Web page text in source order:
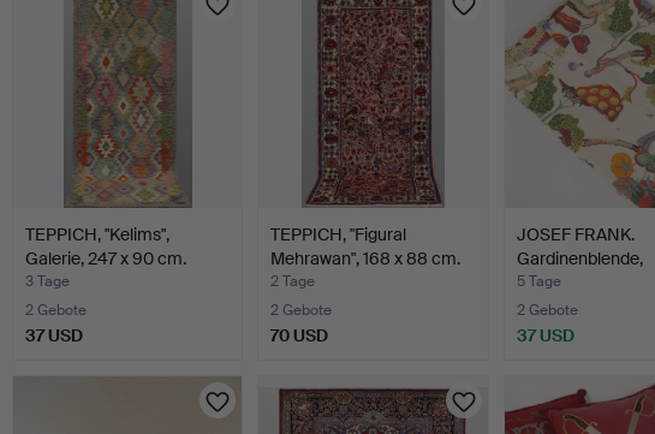
TEPPICH, "Kelims",
Galerie, 247 x 90 cm.
3 Tage
2 Gebote
37 USD
TEPPICH, "Figural
Mehrawan", 168 x 88 cm.
2 Tage
2 Gebote
70 USD
JOSEF FRANK.
Gardinenblende,
"Vegetable Tr…
5 Tage
2 Gebote
37 USD